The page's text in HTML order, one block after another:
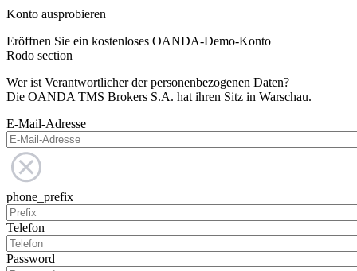
Konto ausprobieren
Eröffnen Sie ein kostenloses OANDA-Demo-Konto
Rodo section
Wer ist Verantwortlicher der personenbezogenen Daten?
Die OANDA TMS Brokers S.A. hat ihren Sitz in Warschau.
E-Mail-Adresse
phone_prefix
Telefon
Password